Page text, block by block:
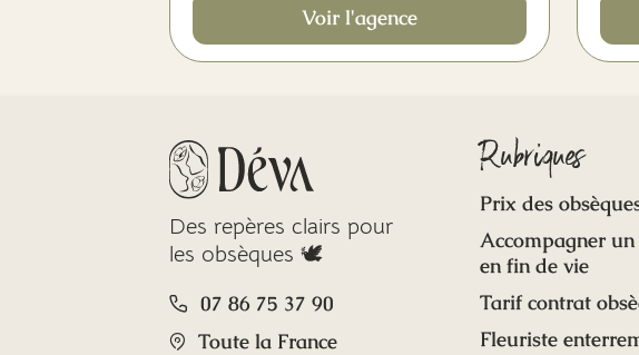
Voir l'agence
Des repères clairs pour
les obsèques 🕊️
07 86 75 37 90
Toute la France
Rubriques
Prix des
Accompagner
en fin de vie
Tarif contrat
Fleuriste